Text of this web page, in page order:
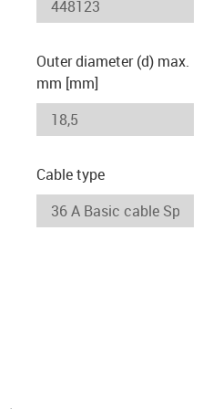
Outer diameter (d) max.
mm [mm]
Cable type